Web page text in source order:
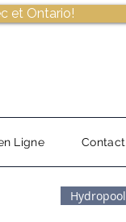
et Ontario!
Ligne Contact
Hydropool